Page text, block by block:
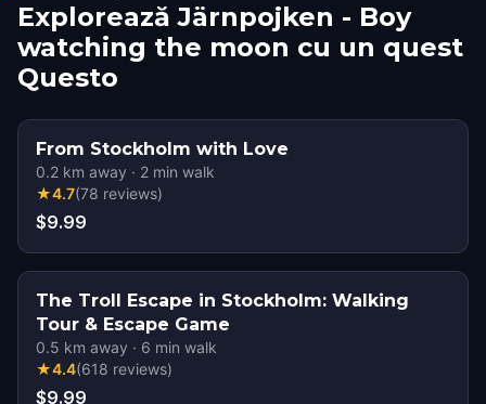
Explorează Järnpojken - Boy
watching the moon cu un quest
Questo
From Stockholm with Love
0.2 km away · 2 min walk
★4.7(78 reviews)
$9.99
The Troll Escape in Stockholm: Walking
Tour & Escape Game
0.5 km away · 6 min walk
★4.4(618 reviews)
$9.99